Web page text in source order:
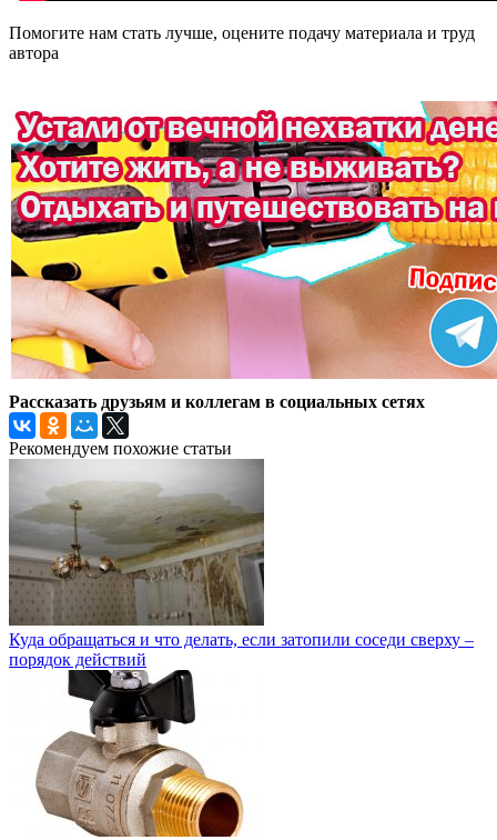
Помогите нам стать лучше, оцените подачу материала и труд
автора
Рассказать друзьям и коллегам в социальных сетях
Рекомендуем похожие статьи
Куда обращаться и что делать, если затопили соседи сверху –
порядок действий